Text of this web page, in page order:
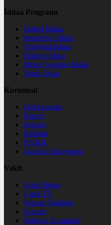
İddaa Programı
Futbol İddaa
Basketbol İddaa
Voleybol İddaa
Bilardo İddaa
Motor Sporları İddaa
Tenis İddaa
Kurumsal
Hakkımızda
Künye
İletişim
Reklam
KVKK
Gizlilik Sözleşmesi
Vakit
Canlı Borsa
Canlı TV
Namaz Vakitleri
Eczane
Nöbetçi Eczaneler